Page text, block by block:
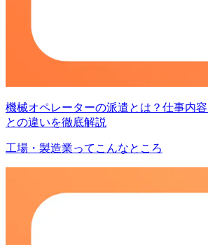
機械オペレーターの派遣とは？仕事内
との違いを徹底解説
工場・製造業ってこんなところ